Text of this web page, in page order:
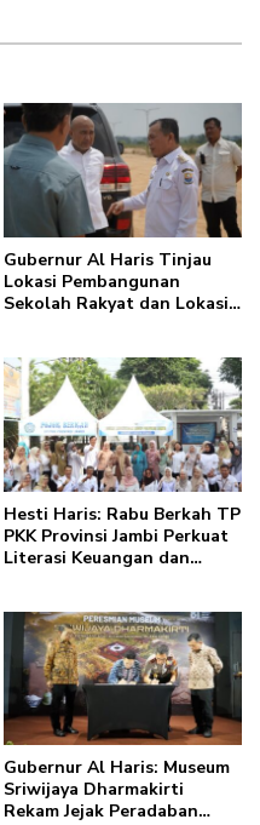
Gubernur Al Haris Tinjau
Lokasi Pembangunan
Sekolah Rakyat dan Lokasi
Hesti Haris: Rabu Berkah TP
PKK Provinsi Jambi Perkuat
Literasi Keuangan dan
Gubernur Al Haris: Museum
Sriwijaya Dharmakirti
Rekam Jejak Peradaban